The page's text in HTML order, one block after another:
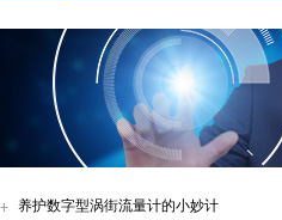
养护数字型涡街流量计的小妙计